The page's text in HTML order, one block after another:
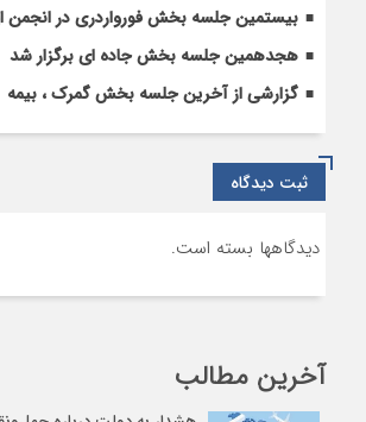
بیستمین جلسه بخش فورواردری در انجمن
هجدهمین جلسه بخش جاده ای برگزار شد
گزارشی از آخرین جلسه بخش گمرک ، بیمه
ثبت دیدگاه
دیدگاهها بسته است.
آخرین مطالب